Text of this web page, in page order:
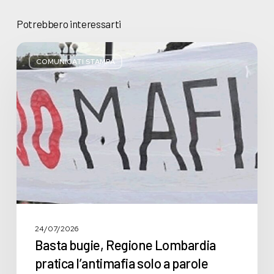
Potrebbero interessarti
COMUNICATI STAMPA
Basta
bugie,
Regione
Lombardia
pratica
l’antimafia
solo
a
parole
24/07/2026
Basta bugie, Regione Lombardia
pratica l’antimafia solo a parole